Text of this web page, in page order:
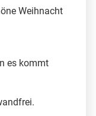
Weihnacht
es kommt